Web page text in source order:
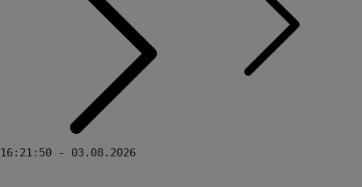
16:21:50 - 03.08.2026